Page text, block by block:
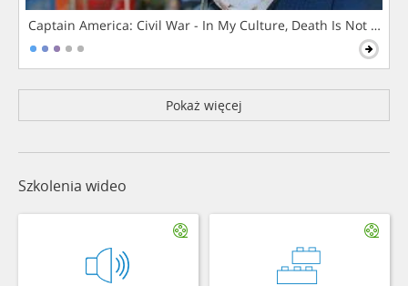
Captain America: Civil War - In My Culture, Death Is Not The
Pokaż więcej
Szkolenia wideo